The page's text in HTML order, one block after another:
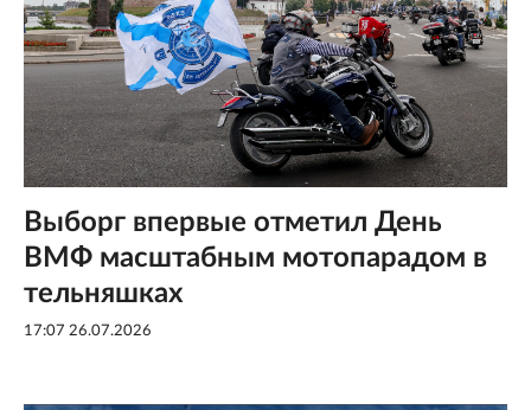
Выборг впервые отметил День
ВМФ масштабным мотопарадом в
тельняшках
17:07 26.07.2026